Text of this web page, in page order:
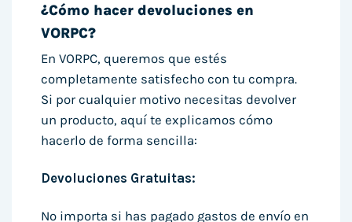
¿Cómo hacer devoluciones en
VORPC?
En VORPC, queremos que estés
completamente satisfecho con tu compra.
Si por cualquier motivo necesitas devolver
un producto, aquí te explicamos cómo
hacerlo de forma sencilla:
Devoluciones Gratuitas:
No importa si has pagado gastos de envío en